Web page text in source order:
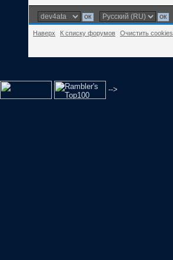
Наверх К списку форумов Очистить cookies
-->